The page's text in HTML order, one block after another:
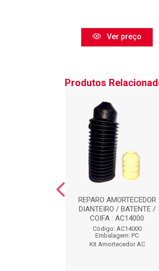
Ver preço
Produtos
REPARO AMORTECEDOR
DIANTEIRO / BATENTE /
COIFA : AC14000
Código: AC14000
Embalagem: PC
Kit Amortecedor AC